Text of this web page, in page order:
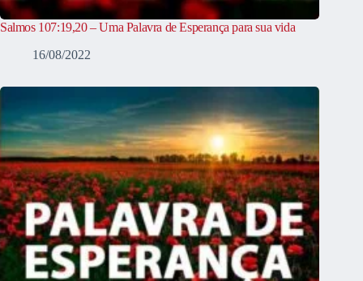
Salmos 107:19,20 – Uma Palavra de Esperança para sua vida
16/08/2022